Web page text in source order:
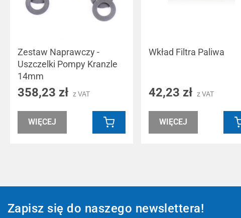
Zestaw Naprawczy -
Uszczelki Pompy Kranzle
14mm
358,23 zł z VAT
WIĘCEJ
Wkład Filtra Paliwa
42,23 zł z VAT
WIĘCEJ
Zapisz się do naszego newslettera!